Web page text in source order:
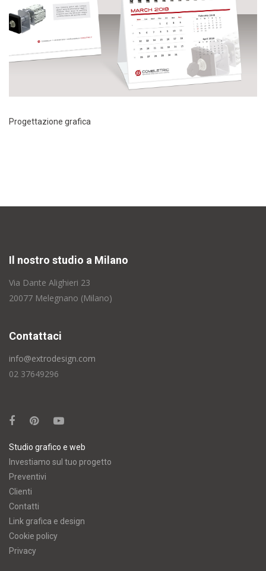
Progettazione grafica
Il nostro studio a Milano
Via Dante Alighieri 23
20077 Melegnano (Milano)
Contattaci
info@extrodesign.com
02 37649296
Studio grafico e web
Investiamo sul tuo progetto
Preventivi
Clienti
Contatti
Link grafica e design
Cookie policy
Privacy